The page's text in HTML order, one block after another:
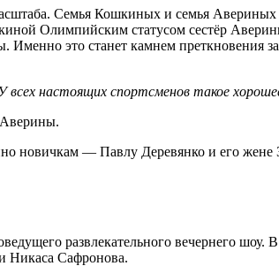
Семья Кошкиных и семья
Олимпийским статусом сестёр
это станет камнем преткновения
всех настоящих спортсменов такое
новичкам — Павлу Деревянко и его жене
развлекательного вечернего шоу.
Никаса Сафронова.